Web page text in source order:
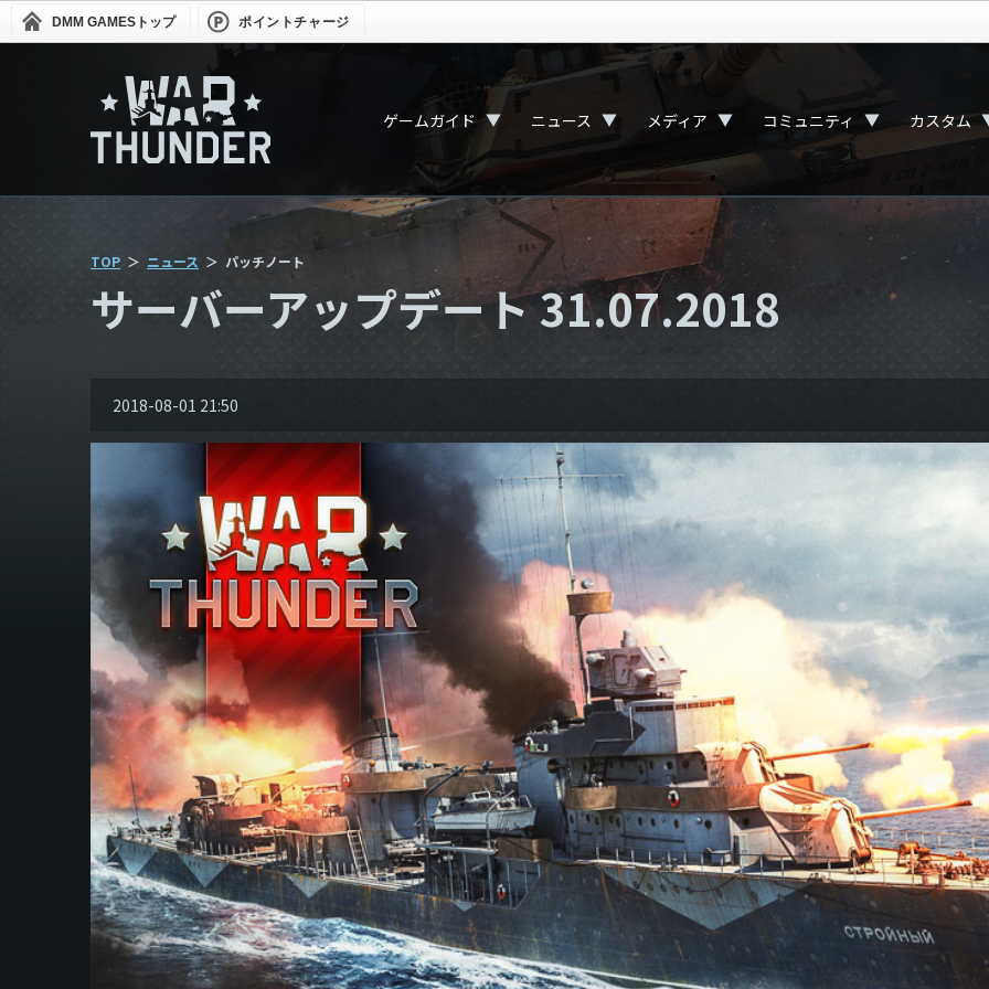
DMM GAMES トップ ポイントチャージ
ゲームガイド ▼ ニュース ▼ メディア ▼ コミュニティ ▼ カスタム
TOP ニュース パッチノート
サーバーアップデート 31.07.2018
2018-08-01 21:50